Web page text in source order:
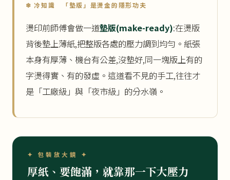
❄ 冷知識 「墊版」是燙金的隱形功夫
燙印前師傅會做一道墊版(make-ready):在燙版
背後墊上薄紙,把整版各處的壓力調到均勻。紙張
本身有厚薄、機台有公差,沒墊好,同一塊版上有的
字燙得實、有的發虛。這道看不見的手工,往往才
是「工廠級」與「夜市級」的分水嶺。
✦ 包裝放大鏡 ✦
厚紙、要飽滿，就靠那一下大壓力